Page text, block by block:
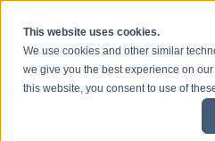
This website uses cookies.
We use cookies and other similar
we give you the best experience on
this website, you consent to use of